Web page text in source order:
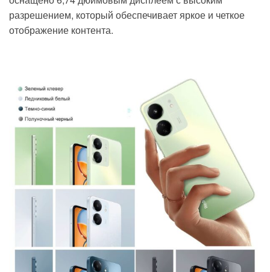
разрешением, который обеспечивает яркое и четкое
отображение контента.